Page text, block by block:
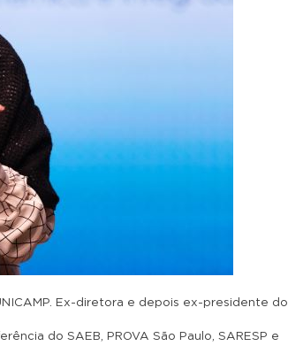
Ex-diretora e depois ex-presidente do
do SAEB, PROVA São Paulo, SARESP e